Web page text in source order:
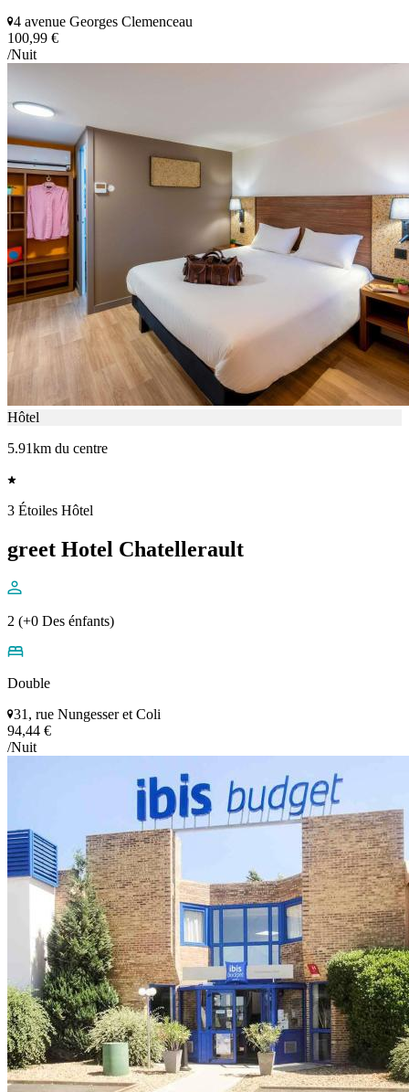
4 avenue Georges Clemenceau
100,99 €
/Nuit
Hôtel
5.91km du centre
3 Étoiles Hôtel
greet Hotel Chatellerault
2 (+0 Des énfants)
Double
31, rue Nungesser et Coli
94,44 €
/Nuit